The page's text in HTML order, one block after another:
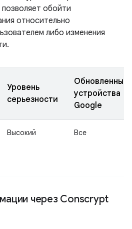
обойти
относительно
либо изменения
Уровень
серьезности
Обновленные
устройства
Google
Высокий Все
через Conscrypt